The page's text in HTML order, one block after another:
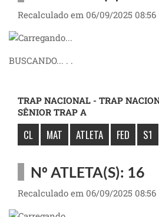
Recalculado em 06/09/2025 08:56
BUSCANDO... . .
TRAP NACIONAL - TRAP
SÊNIOR TRAP A
CL MAT ATLETA FED S1
Nº ATLETA(S): 16
Recalculado em 06/09/2025 08:56